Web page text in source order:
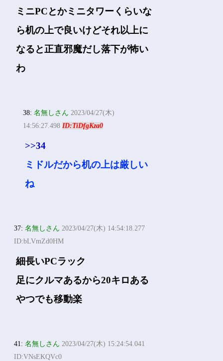
ミニPCとかミニタワーくらいな
ら机の上で良いけどそれ以上に
なると正直邪魔だし落下が怖い
わ
38:名無しさん 2023/04/27(木)
14:56:27.498ID:TiDfgKza0
>>34
ミドルだから机の上は厳しい
ね
37:名無しさん 2023/04/27(木) 14:54:18.277
ID:bLVmZd0HM
細長いPCラック
足にクルマあるから20キロある
やつでも移動楽
41:名無しさん 2023/04/27(木) 15:24:54.041
ID:VNsEKQVc0